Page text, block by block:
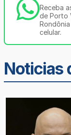
Receba
de Porto
celular.
Noticias